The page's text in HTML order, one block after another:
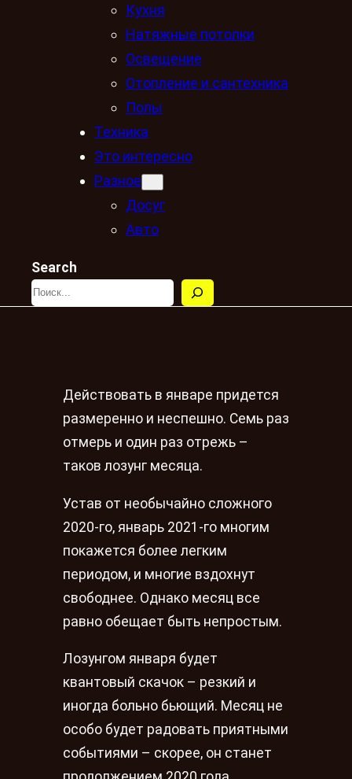
Кухня
Натяжные потолки
Освещение
Отопление и сантехника
Полы
Техника
Это интересно
Разное
Досуг
Авто
Search
Действовать в январе придется
размеренно и неспешно. Семь раз
отмерь и один раз отрежь –
таков лозунг месяца.
Устав от необычайно сложного
2020-го, январь 2021-го многим
покажется более легким
периодом, и многие вздохнут
свободнее. Однако месяц все
равно обещает быть непростым.
Лозунгом января будет
квантовый скачок – резкий и
иногда больно бьющий. Месяц не
особо будет радовать приятными
событиями – скорее, он станет